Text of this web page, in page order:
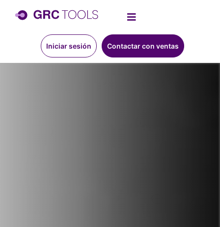
Iniciar sesión Contactar con ventas